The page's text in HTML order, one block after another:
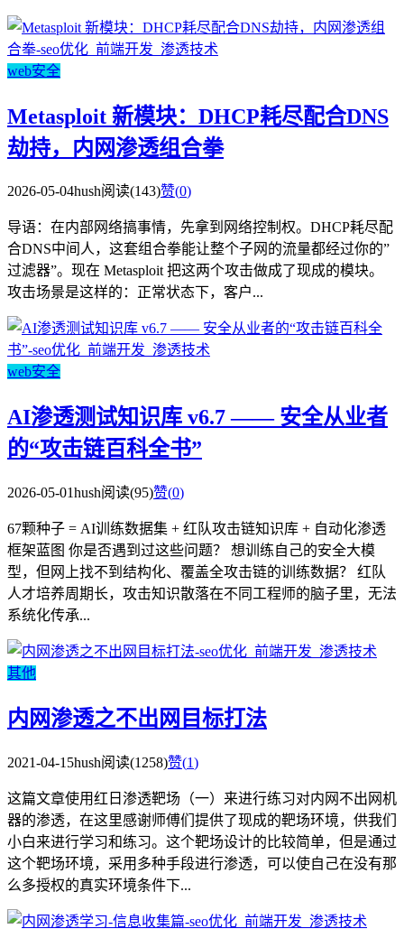
web安全
Metasploit 新模块：DHCP耗尽配合DNS
劫持，内网渗透组合拳
2026-05-04hush阅读(143)赞(0)
导语：在内部网络搞事情，先拿到网络控制权。DHCP耗尽配
合DNS中间人，这套组合拳能让整个子网的流量都经过你的”
过滤器”。现在 Metasploit 把这两个攻击做成了现成的模块。
攻击场景是这样的：正常状态下，客户...
web安全
AI渗透测试知识库 v6.7 —— 安全从业者
的“攻击链百科全书”
2026-05-01hush阅读(95)赞(0)
67颗种子 = AI训练数据集 + 红队攻击链知识库 + 自动化渗透
框架蓝图 你是否遇到过这些问题？ 想训练自己的安全大模
型，但网上找不到结构化、覆盖全攻击链的训练数据？ 红队
人才培养周期长，攻击知识散落在不同工程师的脑子里，无法
系统化传承...
其他
内网渗透之不出网目标打法
2021-04-15hush阅读(1258)赞(1)
这篇文章使用红日渗透靶场（一）来进行练习对内网不出网机
器的渗透，在这里感谢师傅们提供了现成的靶场环境，供我们
小白来进行学习和练习。这个靶场设计的比较简单，但是通过
这个靶场环境，采用多种手段进行渗透，可以使自己在没有那
么多授权的真实环境条件下...